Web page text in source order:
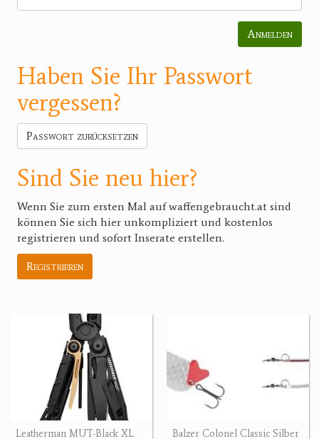
Anmelden
Haben Sie Ihr Passwort
vergessen?
Passwort zurücksetzen
Sind Sie neu hier?
Wenn Sie zum ersten Mal auf waffengebraucht.at sind
können Sie sich hier unkompliziert und kostenlos
registrieren und sofort Inserate erstellen.
Registrieren
Leatherman MUT-Black XL
Balzer Colonel Classic Silber